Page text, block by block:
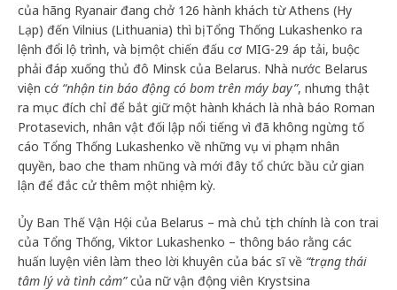
của hãng Ryanair đang chở 126 hành khách từ Athens (Hy
Lạp) đến Vilnius (Lithuania) thì bị Tổng Thống Lukashenko ra
lệnh đổi lộ trình, và bị một chiến đấu cơ MIG-29 áp tải, buộc
phải đáp xuống thủ đô Minsk của Belarus. Nhà nước Belarus
viện cớ “nhận tin báo động có bom trên máy bay”, nhưng thật
ra mục đích chỉ để bắt giữ một hành khách là nhà báo Roman
Protasevich, nhân vật đối lập nổi tiếng vì đã không ngừng tố
cáo Tổng Thống Lukashenko về những vụ vi phạm nhân
quyền, bao che tham nhũng và mới đây tổ chức bầu cử gian
lận để đắc cử thêm một nhiệm kỳ.
Ủy Ban Thế Vận Hội của Belarus – mà chủ tịch chính là con trai
của Tổng Thống, Viktor Lukashenko – thông báo rằng các
huấn luyện viên làm theo lời khuyên của bác sĩ về “trạng thái
tâm lý và tình cảm”của nữ vận động viên Krystsina